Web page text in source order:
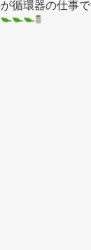
循環器の仕事で